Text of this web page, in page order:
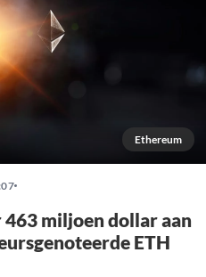
Ethereum
miljoen dollar aan
ETH